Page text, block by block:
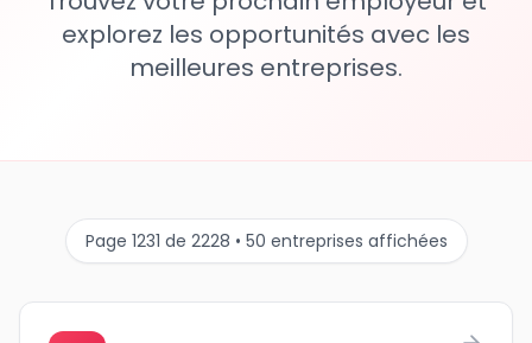
explorez les opportunités avec les
meilleures entreprises.
Page 1231 de 2228 • 50 entreprises affichées